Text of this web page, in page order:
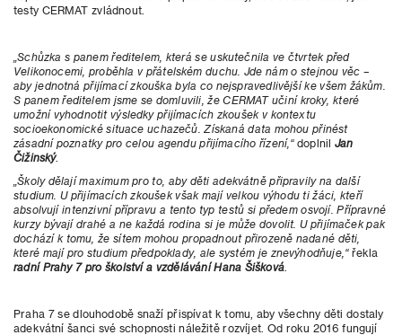
testy CERMAT zvládnout.
„Schůzka s panem ředitelem, která se uskutečnila ve čtvrtek před
Velikonocemi, proběhla v přátelském duchu. Jde nám o stejnou věc –
aby jednotná přijímací zkouška byla co nejspravedlivější ke všem žákům.
S panem ředitelem jsme se domluvili, že CERMAT učiní kroky, které
umožní vyhodnotit výsledky přijímacích zkoušek v kontextu
socioekonomické situace uchazečů. Získaná data mohou přinést
zásadní poznatky pro celou agendu přijímacího řízení,“doplnil Jan
Čižinský.
„Školy dělají maximum pro to, aby děti adekvátně připravily na další
studium. U přijímacích zkoušek však mají velkou výhodu ti žáci, kteří
absolvují intenzivní přípravu a tento typ testů si předem osvojí. Přípravné
kurzy bývají drahé a ne každá rodina si je může dovolit. U přijímaček pak
dochází k tomu, že sítem mohou propadnout přirozeně nadané děti,
které mají pro studium předpoklady, ale systém je znevýhodňuje,“řekla
radní Prahy 7 pro školství a vzdělávání Hana Šišková.
Praha 7 se dlouhodobě snaží přispívat k tomu, aby všechny děti dostaly
adekvátní šanci své schopnosti náležitě rozvíjet. Od roku 2016 fungují